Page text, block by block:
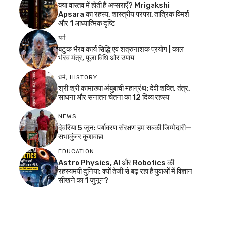
क्या वास्तव में होती हैं अप्सराएँ? Mrigakshi
Apsara का रहस्य, शास्त्रीय परंपरा, तांत्रिक विमर्श
और 1 आध्यात्मिक दृष्टि
धर्म
बटुक भैरव कार्य सिद्धि एवं शत्रुनाशक प्रयोग | काल
भैरव मंत्र, पूजा विधि और उपाय
धर्म, HISTORY
श्री श्री कामाख्या अंबुबाची महाग्रंथ: देवी शक्ति, तंत्र,
साधना और सनातन चेतना का 12 दिव्य रहस्य
NEWS
देवरिया 5 जून: पर्यावरण संरक्षण हम सबकी जिम्मेदारी—
सभाकुंवर कुशवाहा
EDUCATION
Astro Physics, AI और Robotics की
रहस्यमयी दुनिया: क्यों तेजी से बढ़ रहा है युवाओं में विज्ञान
सीखने का 1 जुनून?